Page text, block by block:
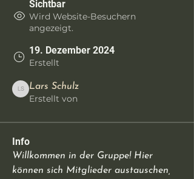
Sichtbar
Wird Website-Besuchern
angezeigt.
19. Dezember 2024
Erstellt
Lars Schulz
Lars Schulz
Erstellt von
Info
Willkommen in der Gruppe! Hier
können sich Mitglieder austauschen,